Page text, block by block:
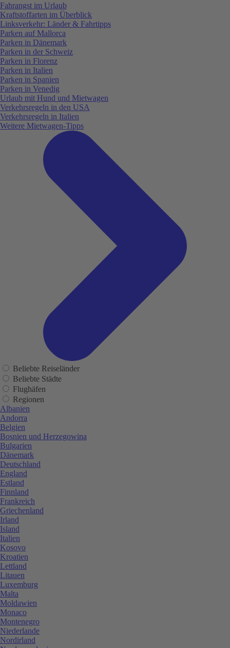
Fahrangst im Urlaub
Kraftstoffarten im Überblick
Linksverkehr: Länder & Fahrtipps
Parken auf Mallorca
Parken in Dänemark
Parken in der Schweiz
Parken in Florenz
Parken in Italien
Parken in Spanien
Parken in Venedig
Urlaub mit Hund und Mietwagen
Verkehrsregeln in den USA
Verkehrsregeln in Italien
Weitere Mietwagen-Tipps
Beliebte Reiseländer
Beliebte Städte
Flughäfen
Regionen
Albanien
Andorra
Belgien
Bosnien und Herzegowina
Bulgarien
Dänemark
Deutschland
England
Estland
Finnland
Frankreich
Griechenland
Irland
Island
Italien
Kosovo
Kroatien
Lettland
Litauen
Luxemburg
Malta
Moldawien
Monaco
Montenegro
Niederlande
Nordirland